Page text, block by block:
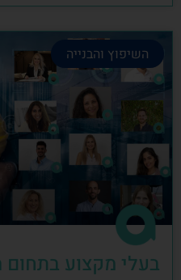
השיפוץ והבנייה
בעלי מקצוע בתחום